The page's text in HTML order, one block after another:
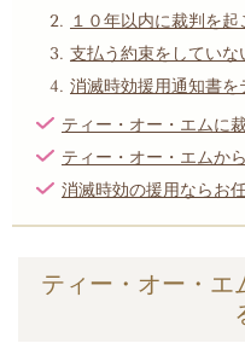
１０年以内に裁判を
支払う約束をしていな
消滅時効援用通知書
ティー・オー・エムに
ティー・オー・エムか
消滅時効の援用ならお
ティー・オー・エ